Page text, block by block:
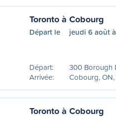
Toronto à Cobourg
Départ le jeudi 6 août
Départ:
300 Borough
Arrivée:
Cobourg,
Toronto à Cobourg